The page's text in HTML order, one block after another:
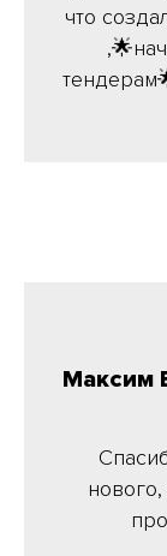
что
Максим